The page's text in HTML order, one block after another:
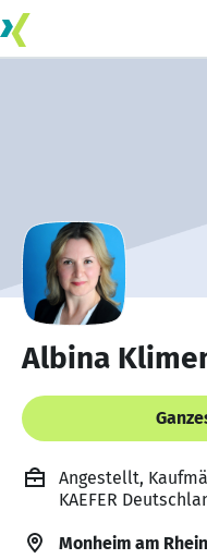
Albina
Angestellt,
KAEFER
Monheim am Rhein